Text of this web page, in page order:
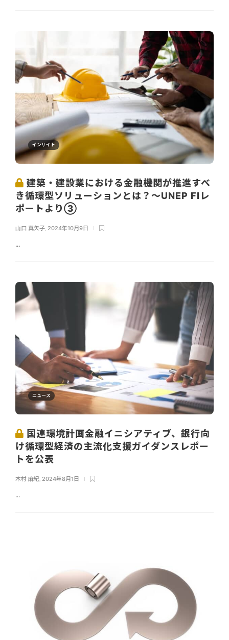
インサイト
建築・建設業における金融機関が推進すべ
き循環型ソリューションとは？〜UNEP FIレ
ポートより③
山口 真矢子 2024年10月9日
...
ニュース
国連環境計画金融イニシアティブ、銀行向
け循環型経済の主流化支援ガイダンスレポー
トを公表
木村 麻紀, 2024年8月1日
...